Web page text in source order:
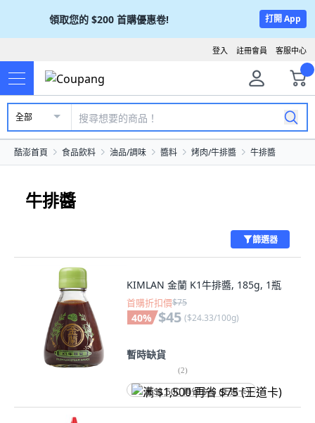
領取您的 $200 首購優惠卷! 打開 App
客服中心
註冊會員
登入
全部
酷澎首頁 食品飲料 油品/調味 醬料 烤肉/牛排醬 牛排醬
牛排醬
篩選器
KIMLAN 金蘭 K1牛排醬, 185g, 1瓶
首購折扣價$75
40% $45 ($24.33/100g)
暫時缺貨
(2)
满 $1,500 再省 $75 (王道卡)